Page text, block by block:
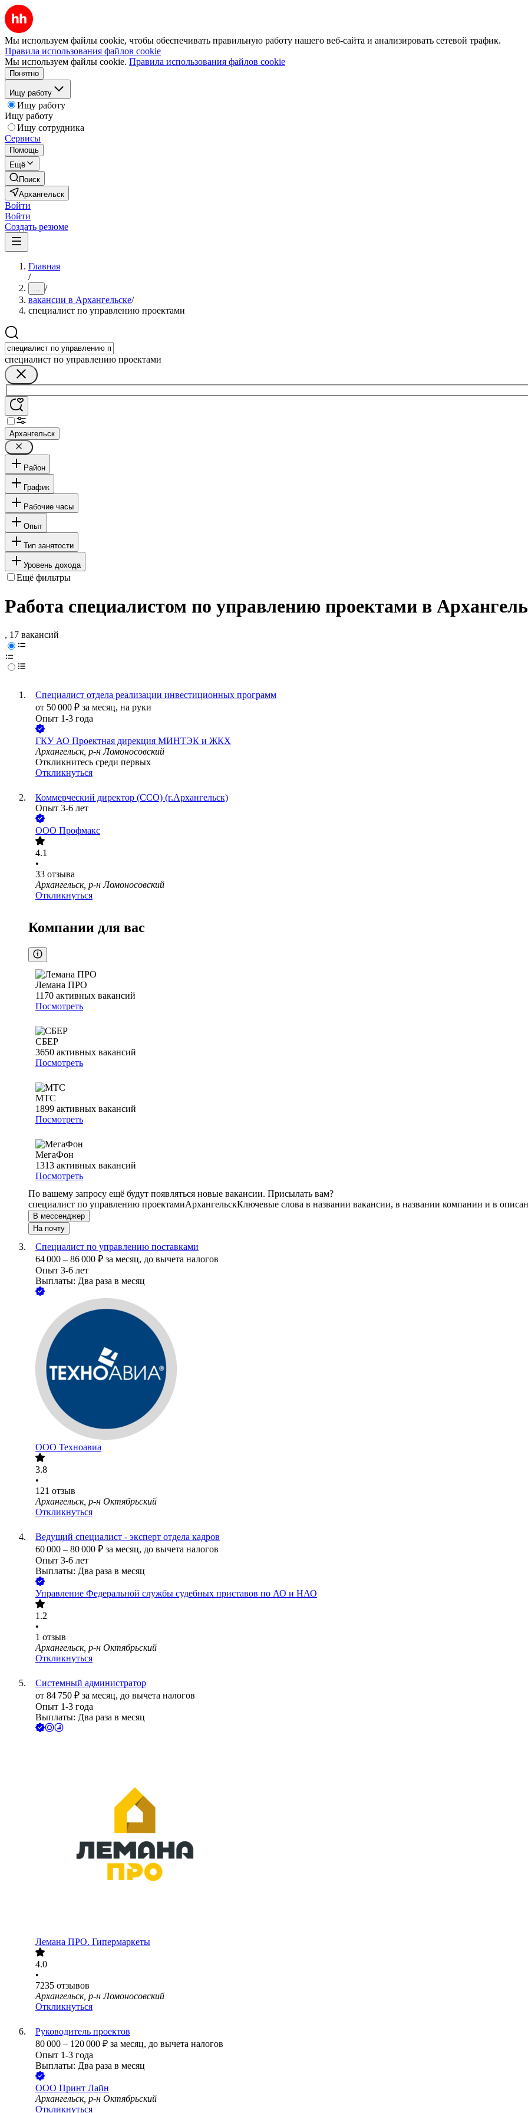
Мы используем файлы cookie, чтобы обеспечивать правильную работу нашего веб-сайта и анализировать сетевой трафик.
Правила использования файлов cookie
Мы используем файлы cookie. Правила использования файлов cookie
Понятно
Ищу работу
Ищу работу
Ищу работу
Ищу сотрудника
Сервисы
Помощь
Ещё
Поиск
Архангельск
Войти
Войти
Создать резюме
Главная
/
... /
вакансии в Архангельске/
специалист по управлению проектами
специалист по управлению проектами
Архангельск
Район
График
Рабочие часы
Опыт
Тип занятости
Уровень дохода
Ещё фильтры
Работа специалистом по управлению проектами в
, 17 вакансий
Специалист отдела реализации инвестиционных программ
от 50 000 ₽ за месяц, на руки
Опыт 1-3 года
ГКУ АО Проектная дирекция МИНТЭК и ЖКХ
Архангельск, р-н Ломоносовский
Откликнитесь среди первых
Откликнуться
Коммерческий директор (CCO) (г.Архангельск)
Опыт 3-6 лет
ООО Профмакс
4.1
•
33 отзыва
Архангельск, р-н Ломоносовский
Откликнуться
Компании для вас
Лемана ПРО
1170 активных вакансий
Посмотреть
СБЕР
3650 активных вакансий
Посмотреть
МТС
1899 активных вакансий
Посмотреть
МегаФон
1313 активных вакансий
Посмотреть
По вашему запросу ещё будут появляться новые вакансии. Присылать вам?
специалист по управлению проектамиАрхангельскКлючевые слова в названии вакансии, в названии компании и в
В мессенджер
На почту
Специалист по управлению поставками
64 000 – 86 000 ₽ за месяц, до вычета налогов
Опыт 3-6 лет
Выплаты: Два раза в месяц
ООО Техноавиа
3.8
•
121 отзыв
Архангельск, р-н Октябрьский
Откликнуться
Ведущий специалист - эксперт отдела кадров
60 000 – 80 000 ₽ за месяц, до вычета налогов
Опыт 3-6 лет
Выплаты: Два раза в месяц
Управление Федеральной службы судебных приставов по АО и НАО
1.2
•
1 отзыв
Архангельск, р-н Октябрьский
Откликнуться
Системный администратор
от 84 750 ₽ за месяц, до вычета налогов
Опыт 1-3 года
Выплаты: Два раза в месяц
Лемана ПРО. Гипермаркеты
4.0
•
7235 отзывов
Архангельск, р-н Ломоносовский
Откликнуться
Руководитель проектов
80 000 – 120 000 ₽ за месяц, до вычета налогов
Опыт 1-3 года
Выплаты: Два раза в месяц
ООО Принт Лайн
Архангельск, р-н Октябрьский
Откликнуться